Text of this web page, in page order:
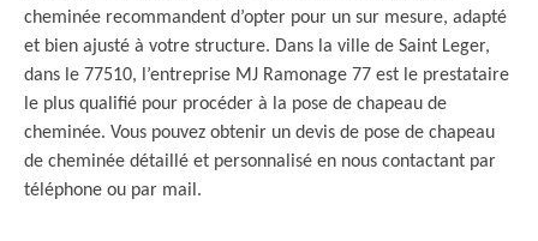
cheminée recommandent d’opter pour un sur mesure, adapté
et bien ajusté à votre structure. Dans la ville de Saint Leger,
dans le 77510, l’entreprise MJ Ramonage 77 est le prestataire
le plus qualifié pour procéder à la pose de chapeau de
cheminée. Vous pouvez obtenir un devis de pose de chapeau
de cheminée détaillé et personnalisé en nous contactant par
téléphone ou par mail.